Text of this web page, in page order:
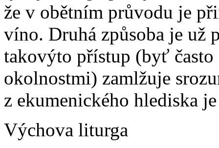
že v obětním průvodu je
víno. Druhá způsoba je už
takovýto přístup (byť
okolnostmi) zamlžuje
z ekumenického hlediska
Výchova liturga